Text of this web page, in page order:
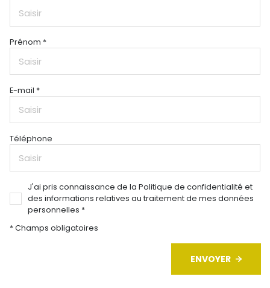
Prénom *
E-mail *
Téléphone
J'ai pris connaissance de la Politique de confidentialité et
des informations relatives au traitement de mes données
personnelles *
* Champs obligatoires
ENVOYER